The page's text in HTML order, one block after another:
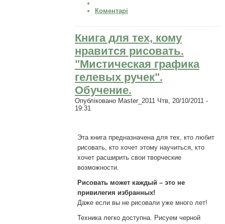
Коментарі
Книга для тех, кому
нравится рисовать.
"Мистическая графика
гелевых ручек".
Обучение.
Опубліковано Master_2011 Чтв, 20/10/2011 -
19:31
Эта книга предназначена для тех, кто любит
рисовать, кто хочет этому научиться, кто
хочет расширить свои творческие
возможности.
Рисовать может каждый – это не
привилегия избранных!
Даже если вы не рисовали уже много лет!
Техника легко доступна. Рисуем черной